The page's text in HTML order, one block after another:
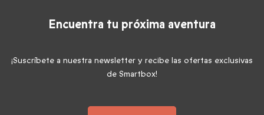
Encuentra tu próxima aventura
¡Suscríbete a nuestra newsletter y recibe las ofertas exclusivas
de Smartbox!